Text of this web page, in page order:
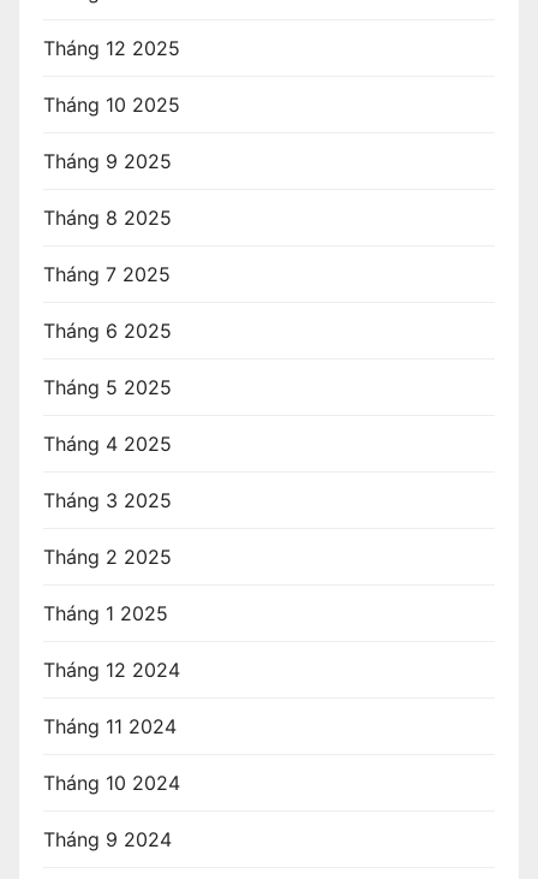
Tháng 12 2025
Tháng 10 2025
Tháng 9 2025
Tháng 8 2025
Tháng 7 2025
Tháng 6 2025
Tháng 5 2025
Tháng 4 2025
Tháng 3 2025
Tháng 2 2025
Tháng 1 2025
Tháng 12 2024
Tháng 11 2024
Tháng 10 2024
Tháng 9 2024